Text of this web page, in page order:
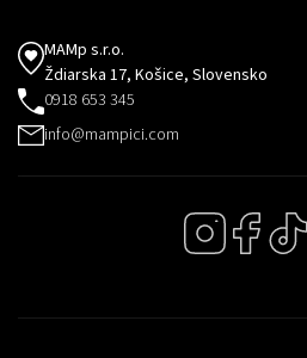
MAMp s.r.o.
Ždiarska 17, Košice, Slovensko
0918 653 345
info@mampici.com